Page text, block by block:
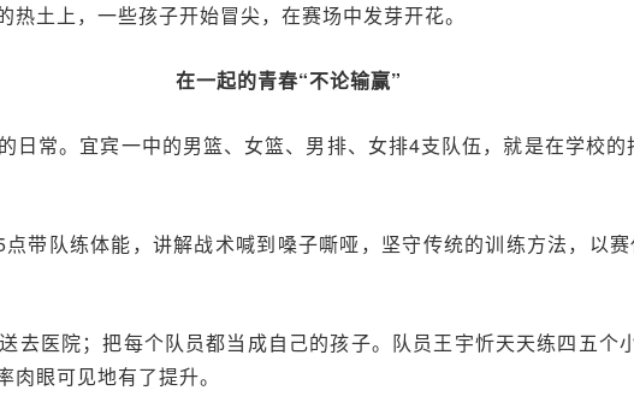
土上，一些孩子开始冒尖，在赛场中发芽开花。
在一起的青春“不论输赢”
日常。宜宾一中的男篮、女篮、男排、女排4支队伍，就是在学校
带队练体能，讲解战术喊到嗓子嘶哑，坚守传统的训练方法，以
去医院；把每个队员都当成自己的孩子。队员王宇忻天天练四五
眼可见地有了提升。